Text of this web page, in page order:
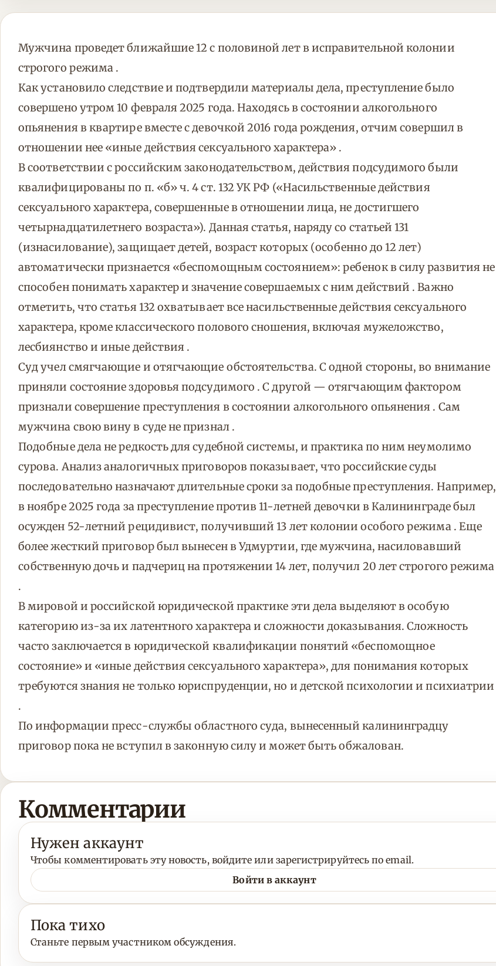
Мужчина проведет ближайшие 12 с половиной лет в исправительной колонии
строгого режима .
Как установило следствие и подтвердили материалы дела, преступление было
совершено утром 10 февраля 2025 года. Находясь в состоянии алкогольного
опьянения в квартире вместе с девочкой 2016 года рождения, отчим совершил в
отношении нее «иные действия сексуального характера» .
В соответствии с российским законодательством, действия подсудимого были
квалифицированы по п. «б» ч. 4 ст. 132 УК РФ («Насильственные действия
сексуального характера, совершенные в отношении лица, не достигшего
четырнадцатилетнего возраста»). Данная статья, наряду со статьей 131
(изнасилование), защищает детей, возраст которых (особенно до 12 лет)
автоматически признается «беспомощным состоянием»: ребенок в силу развития не
способен понимать характер и значение совершаемых с ним действий . Важно
отметить, что статья 132 охватывает все насильственные действия сексуального
характера, кроме классического полового сношения, включая мужеложство,
лесбиянство и иные действия .
Суд учел смягчающие и отягчающие обстоятельства. С одной стороны, во внимание
приняли состояние здоровья подсудимого . С другой — отягчающим фактором
признали совершение преступления в состоянии алкогольного опьянения . Сам
мужчина свою вину в суде не признал .
Подобные дела не редкость для судебной системы, и практика по ним неумолимо
сурова. Анализ аналогичных приговоров показывает, что российские суды
последовательно назначают длительные сроки за подобные преступления. Например,
в ноябре 2025 года за преступление против 11-летней девочки в Калининграде был
осужден 52-летний рецидивист, получивший 13 лет колонии особого режима . Еще
более жесткий приговор был вынесен в Удмуртии, где мужчина, насиловавший
собственную дочь и падчериц на протяжении 14 лет, получил 20 лет строгого режима
.
В мировой и российской юридической практике эти дела выделяют в особую
категорию из-за их латентного характера и сложности доказывания. Сложность
часто заключается в юридической квалификации понятий «беспомощное
состояние» и «иные действия сексуального характера», для понимания которых
требуются знания не только юриспруденции, но и детской психологии и психиатрии
.
По информации пресс-службы областного суда, вынесенный калининградцу
приговор пока не вступил в законную силу и может быть обжалован.
Комментарии
Нужен аккаунт
Чтобы комментировать эту новость, войдите или зарегистрируйтесь по email.
Войти в аккаунт
Пока тихо
Станьте первым участником обсуждения.